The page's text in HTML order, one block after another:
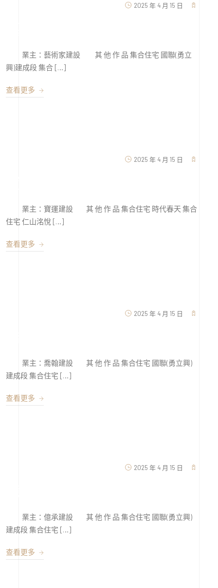
2025 年 4 月 15 日
業主：藝術家建設 其 他 作 品 集合住宅 國聯(勇立
興)建成段 集合 […]
查看更多
2025 年 4 月 15 日
業主：寶運建設 其 他 作 品 集合住宅 時代春天 集合
住宅 仁山洺悅 […]
查看更多
2025 年 4 月 15 日
業主：喬翰建設 其 他 作 品 集合住宅 國聯(勇立興)
建成段 集合住宅 […]
查看更多
2025 年 4 月 15 日
業主：億承建設 其 他 作 品 集合住宅 國聯(勇立興)
建成段 集合住宅 […]
查看更多